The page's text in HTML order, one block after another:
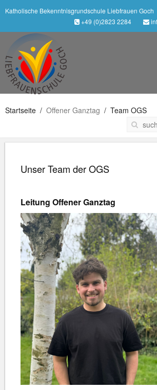
Katholische Bekenntnisgrundschule Liebfrauen Goch
+49 (0)2823 2284
Startseite Offener Ganztag Team OGS
Unser Team der OGS
Leitung Offener Ganztag